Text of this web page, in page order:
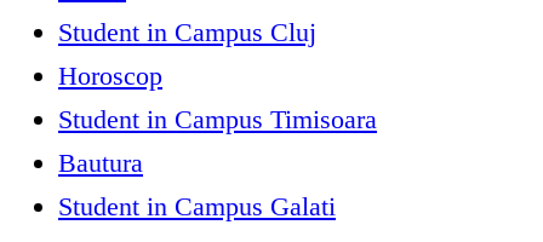
Student in Campus Cluj
Horoscop
Student in Campus Timisoara
Bautura
Student in Campus Galati